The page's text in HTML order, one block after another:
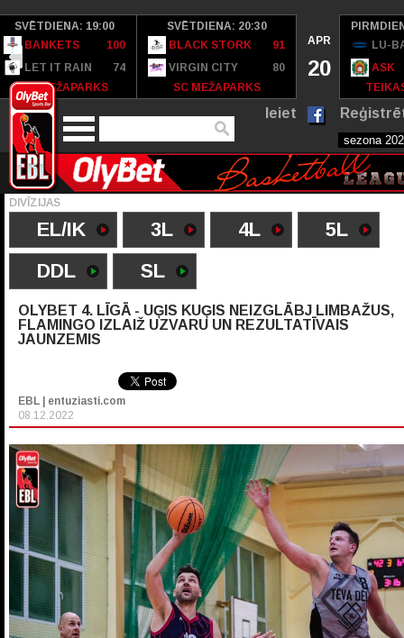
SVĒTDIENA: 19:00
BANKETS
100
LET IT RAIN
74
SC MEŽAPARKS
SVĒTDIENA: 20:30
BLACK STORK
91
VIRGIN CITY
80
SC MEŽAPARKS
APR
20
LU-
ASK
Ieiet
DIVĪZIJAS
EL/IK 3L 4L
5L
DDL
SL
OLYBET 4. LĪGĀ - UĢIS KUĢIS NEIZGLĀBJ LIMBAŽUS,
FLAMINGO IZLAIŽ UZVARU UN REZULTATĪVAIS
JAUNZEMIS
EBL | entuziasti.com
08.12.2022